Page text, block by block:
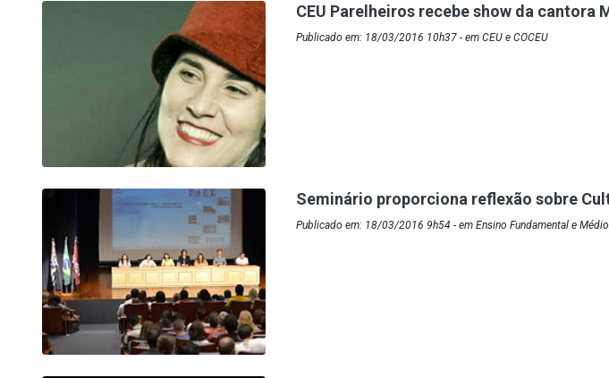
CEU Parelheiros recebe show da cantora
Publicado em: 18/03/2016 10h37 - em CEU e COCEU
Seminário proporciona reflexão sobre
Publicado em: 18/03/2016 9h54 - em Ensino Fundamental e Médio